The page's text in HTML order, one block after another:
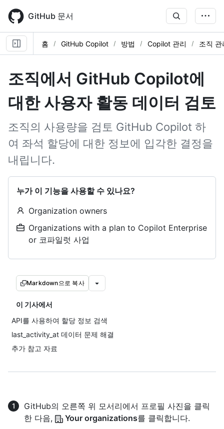
main
content
GitHub 문서
홈 GitHub Copilot 방법 Copilot 관리 조직 관
조직에서 GitHub Copilot에
대한 사용자 활동 데이터 검토
조직의 사용량을 검토 GitHub Copilot 하
여 좌석 할당에 대한 정보에 입각한 결정을
내립니다.
누가 이 기능을 사용할 수 있나요?
Organization owners
Organizations with a plan to Copilot Enterprise
or 코파일럿 사업
Markdown으로 복사
이 기사에서
API를 사용하여 할당 정보 검색
last_activity_at 데이터 문제 해결
추가 참고 자료
GitHub의 오른쪽 위 모서리에서 프로필 사진을 클릭
한 다음,
Your organizations를 클릭합니다.